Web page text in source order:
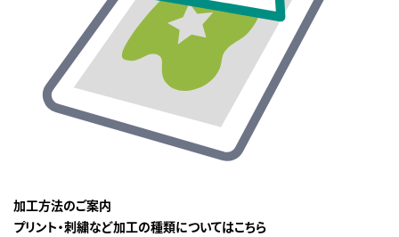
加工方法のご案内
プリント・刺繍など加工の種類についてはこちら